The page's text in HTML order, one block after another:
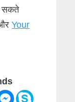
सकते
Your